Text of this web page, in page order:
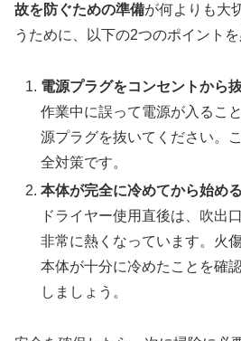
故を防ぐための準備が何よりも大
うために、以下の2つのポイント
電源プラグをコンセントから
作業中に誤って電源が入るこ
源プラグを抜いてください。
全対策です。
本体が完全に冷めてから始める
ドライヤー使用直後は、吹出
非常に熱くなっています。火
本体が十分に冷めたことを確
しましょう。